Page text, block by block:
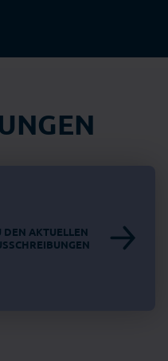
DEN AKTUELLEN